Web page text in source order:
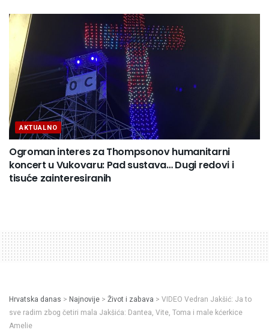
AKTUALNO
Ogroman interes za Thompsonov humanitarni
koncert u Vukovaru: Pad sustava… Dugi redovi i
tisuće zainteresiranih
Hrvatska danas > Najnovije > Život i zabava > VIDEO Vedran Jakšić: Ja to
sve radim zbog četiri mala Jakšića: Dantea, Vite, Toma i male kćerkice
Amelie